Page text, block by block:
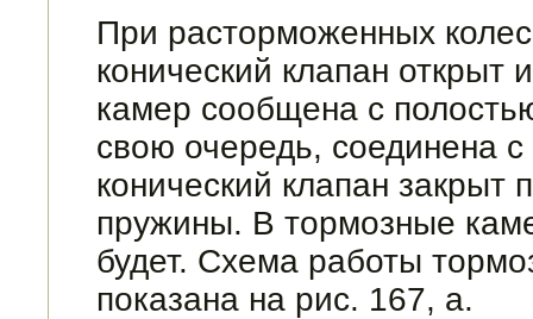
При расторможенных
конический клапан открыт
камер сообщена с
свою очередь, соединена
конический клапан закрыт
пружины. В тормозные
будет. Схема работы
показана на рис. 167, а.